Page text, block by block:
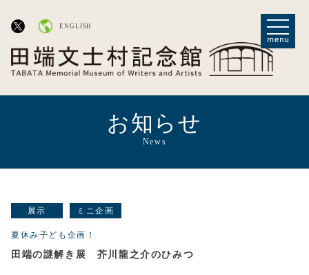
ENGLISH
お知らせ
News
展示 ミニ企画
夏休み子ども企画！
田端の謎解き展 芥川龍之介のひみつ